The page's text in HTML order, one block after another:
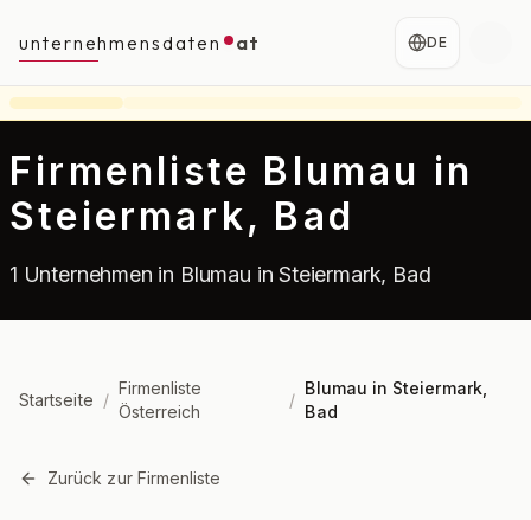
unternehmensdaten at DE
Firmenliste Blumau in
Steiermark, Bad
1 Unternehmen in Blumau in Steiermark, Bad
Startseite /
Firmenliste
Österreich
/
Blumau in Steiermark,
Bad
Zurück zur Firmenliste